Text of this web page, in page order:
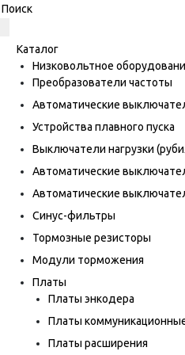
Каталог
Низковольтное
Преобразователи частоты
Автоматические
Устройства плавного пуска
Выключатели нагрузки
Автоматические
Автоматические
Синус-фильтры
Тормозные резисторы
Модули торможения
Платы
Платы энкодера
Платы
Платы расширения